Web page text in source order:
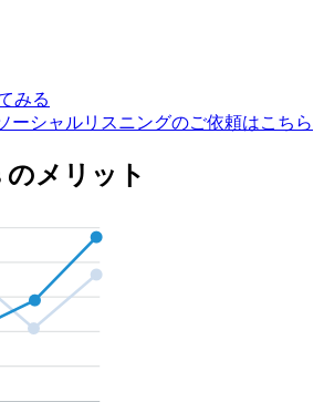
みる
ーシャルリスニングのご依頼はこちら
のメリット